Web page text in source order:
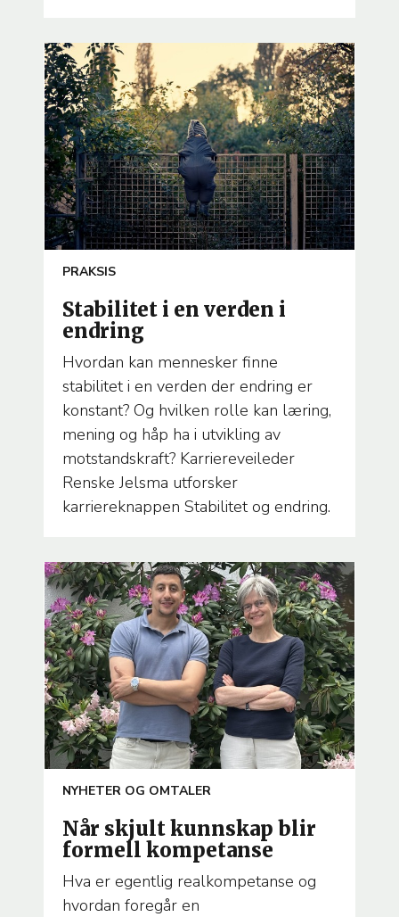
ARTICLE
PRAKSIS
Stabilitet i en verden i
endring
Hvordan kan mennesker finne
stabilitet i en verden der endring er
konstant? Og hvilken rolle kan læring,
mening og håp ha i utvikling av
motstandskraft? Karriereveileder
Renske Jelsma utforsker
karriereknappen Stabilitet og endring.
ARTICLE
NYHETER OG OMTALER
Når skjult kunnskap blir
formell kompetanse
Hva er egentlig realkompetanse og
hvordan foregår en